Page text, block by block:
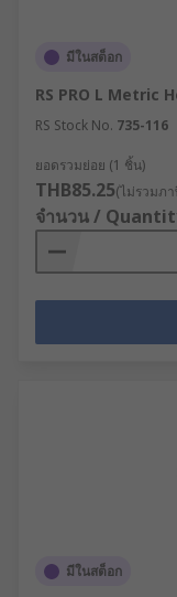
มีในสต็อก
RS PRO L Metric
RS Stock No. 735-116
ยอดรวมย่อย (1 ชิ้น)
THB85.25(ไม่รวมภ
จำนวน /
มีในสต็อก